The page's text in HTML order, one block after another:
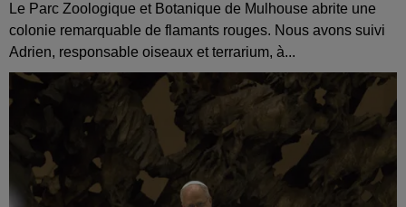
Le Parc Zoologique et Botanique de Mulhouse abrite une
colonie remarquable de flamants rouges. Nous avons suivi
Adrien, responsable oiseaux et terrarium, à...